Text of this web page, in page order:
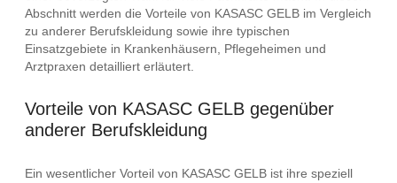
Abschnitt werden die Vorteile von KASASC GELB im Vergleich
zu anderer Berufskleidung sowie ihre typischen
Einsatzgebiete in Krankenhäusern, Pflegeheimen und
Arztpraxen detailliert erläutert.
Vorteile von KASASC GELB gegenüber
anderer Berufskleidung
Ein wesentlicher Vorteil von KASASC GELB ist ihre speziell